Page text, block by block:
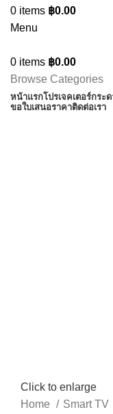
0 items ฿0.00
Menu
0 items ฿0.00
Browse Categories
หน้าแรกโปรเจคเตอร์กระ
ขอใบเสนอราคาติดต่อเรา
Click to enlarge
Home
Smart TV